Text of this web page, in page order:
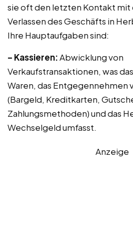
sie oft den letzten Kontakt mit
Verlassen des Geschäfts in
Ihre Hauptaufgaben sind:
– Kassieren:Abwicklung von
Verkaufstransaktionen, was
Waren, das Entgegennehmen
(Bargeld, Kreditkarten,
Zahlungsmethoden) und das
Wechselgeld umfasst.
Anzeige